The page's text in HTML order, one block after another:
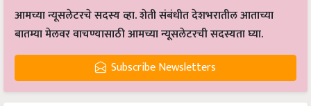
आमच्या न्यूसलेटरचे सदस्य व्हा. शेती संबंधीत देशभरातील आताच्या
बातम्या मेलवर वाचण्यासाठी आमच्या न्यूसलेटरची सदस्यता घ्या.
Subscribe Newsletters